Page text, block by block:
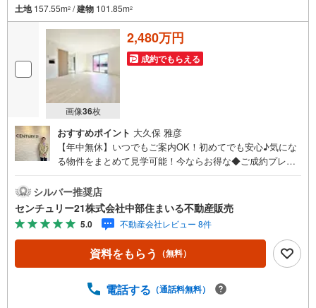
土地157.55m2 /建物 101.85m2
画像36枚
2,480万円
成約でもらえる
おすすめポイント 大久保 雅彦
【年中無休】いつでもご案内OK！初めてでも安心♪気にな
る物件をまとめて見学可能！今ならお得な◆ご成約プレゼ
いる不動産販売の強み西三河エリア・知多エリアを中心に
営業しています！地域密着で多数の物件を取り扱っており
ますので条件に合う物件をまとめてご案内できます。セン
チュリー21加盟店独自のネットワークにより、当社のみで
の取扱物件もございます。また、当社ではお家の売却やリ
フォームなどもご相談可能です！「今の家はいくらで売れ
い」など、物件のご紹介以外でも気になることがあればお
シルバー推奨店
センチュリー21株式会社中部住まいる不動産販売
5.0 不動産会社レビュー 8件
資料をもらう （無料）
電話する （通話料無料）